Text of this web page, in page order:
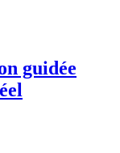
guidée